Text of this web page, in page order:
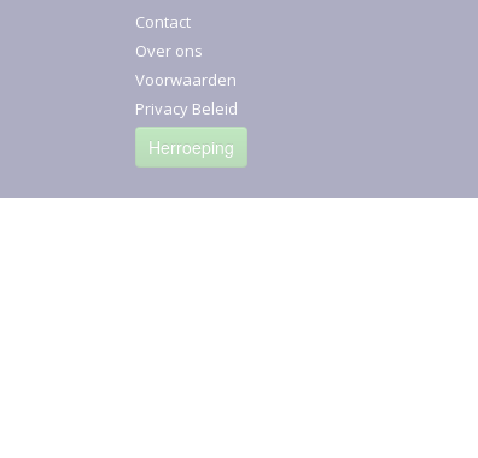
Contact
Over ons
Voorwaarden
Privacy Beleid
Herroeping